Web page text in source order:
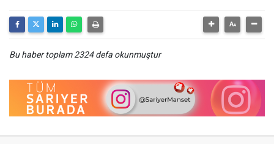
Bu haber toplam 2324 defa okunmuştur